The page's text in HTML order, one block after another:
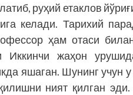
руҳий етаклов
келади. Тарихий
ҳам отаси
Иккинчи жаҳон
яшаган. Шунинг учун
ният қилган